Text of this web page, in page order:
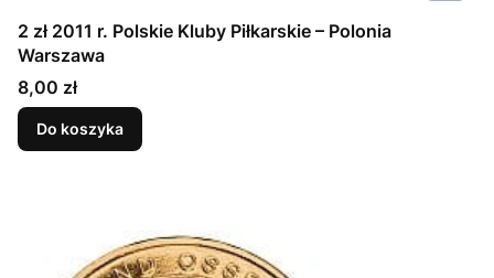
2 zł 2011 r. Polskie Kluby Piłkarskie – Polonia
Warszawa
Cena
8,00 zł
Do koszyka